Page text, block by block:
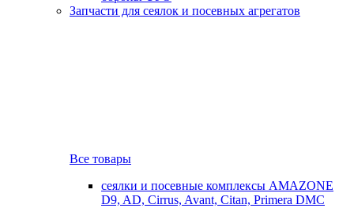
Запчасти для сеялок и посевных агрегатов
Все товары
сеялки и посевные комплексы AMAZONE
D9, AD, Cirrus, Avant, Citan, Primera DMC